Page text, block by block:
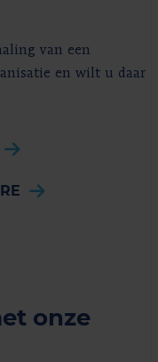
van een
en wilt u daar
onze